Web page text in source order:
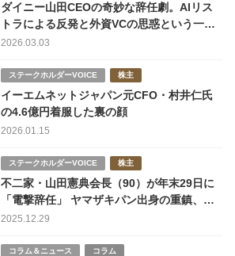
ダイニー山田CEOの奇妙な辞任劇。AIリス
トラによる反発と外資VCの思惑という一つ
の可能性
2026.03.03
ステークホルダーVOICE 株主
イーエムネットジャパン元CFO・村井仁氏
の4.6億円着服した裏の顔
2026.01.15
ステークホルダーVOICE 株主
不二家・山田憲典会長（90）が年末29日に
「電撃辞任」 ヤマザキパン出身の重鎮、突
然の幕引きの背景
2025.12.29
コラム＆ニュース コラム